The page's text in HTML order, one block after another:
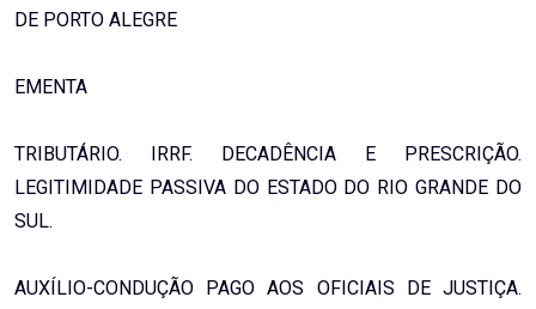
DE PORTO ALEGRE
EMENTA
TRIBUTÁRIO. IRRF. DECADÊNCIA E PRESCRIÇÃO.
LEGITIMIDADE PASSIVA DO ESTADO DO RIO GRANDE DO
SUL.
AUXÍLIO-CONDUÇÃO PAGO AOS OFICIAIS DE JUSTIÇA.